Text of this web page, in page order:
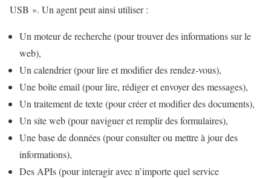
USB ». Un agent peut ainsi utiliser :
Un moteur de recherche (pour trouver des informations sur le
web),
Un calendrier (pour lire et modifier des rendez-vous),
Une boîte email (pour lire, rédiger et envoyer des messages),
Un traitement de texte (pour créer et modifier des documents),
Un site web (pour naviguer et remplir des formulaires),
Une base de données (pour consulter ou mettre à jour des
informations),
Des APIs (pour interagir avec n’importe quel service